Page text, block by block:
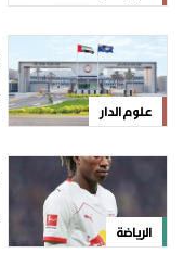
علوم الدار
الرياضة